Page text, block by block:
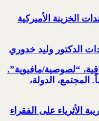
الخزينة الأميركية
الدكتور وليد خدوري
“لصوصية/مافيوية”.
الدولة،
الأثرياء على الفقراء